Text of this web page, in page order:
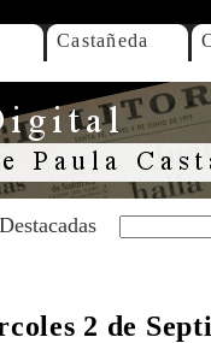
Castañeda
Destacadas
2 de